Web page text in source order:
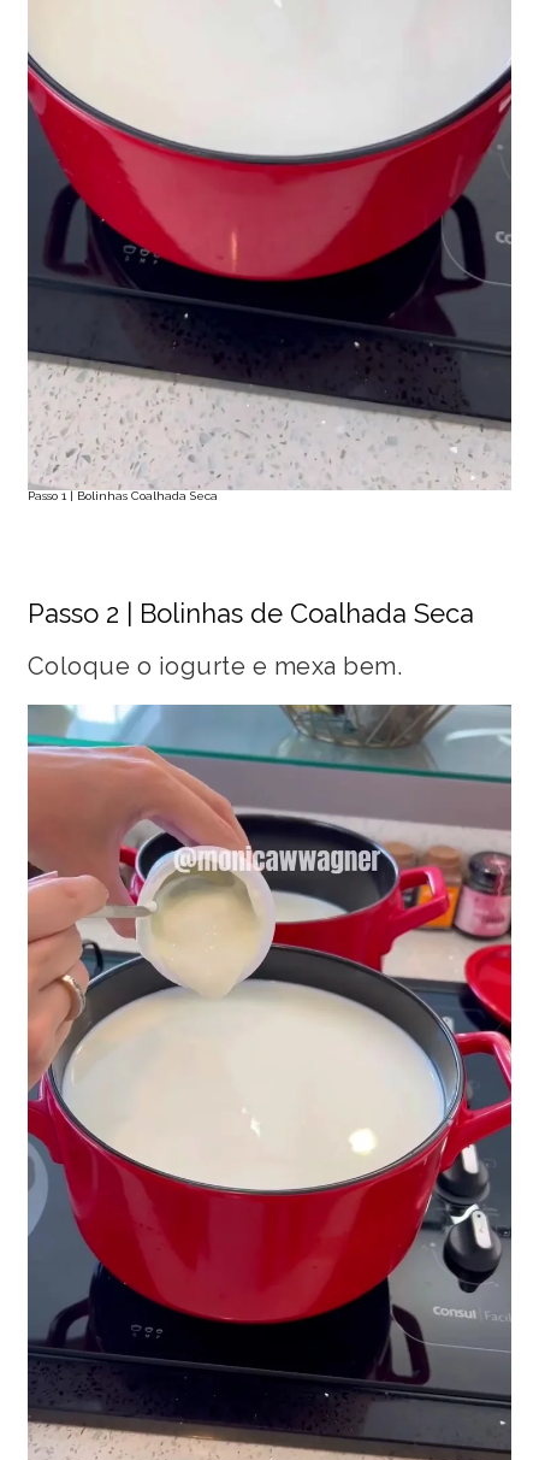
Passo 1 | Bolinhas Coalhada Seca
Passo 2 | Bolinhas de Coalhada Seca
Coloque o iogurte e mexa bem.